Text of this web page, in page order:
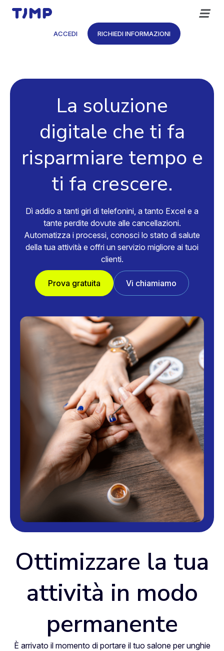
contenuto
ACCEDI RICHIEDI INFORMAZIONI
La soluzione
digitale che ti fa
risparmiare tempo e
ti fa crescere.
Dì addio a tanti giri di telefonini, a tanto Excel e a
tante perdite dovute alle cancellazioni.
Automatizza i processi, conosci lo stato di salute
della tua attività e offri un servizio migliore ai tuoi
clienti.
Prova gratuita Vi chiamiamo
Ottimizzare la tua
attività in modo
permanente
È arrivato il momento di portare il tuo salone per unghie